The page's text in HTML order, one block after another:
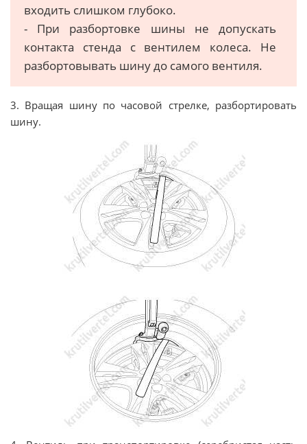
входить слишком глубоко.
- При разбортовке шины не допускать
контакта стенда с вентилем колеса. Не
разбортовывать шину до самого вентиля.
3. Вращая шину по часовой стрелке, разбортировать
шину.